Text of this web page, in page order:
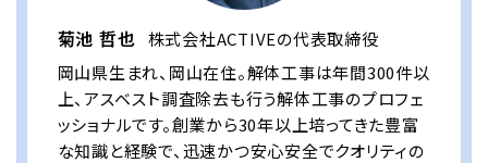
菊池 哲也 株式会社ACTIVEの代表取締役
岡山県生まれ、岡山在住。解体工事は年間300件以
上、アスベスト調査除去も行う解体工事のプロフェ
ッショナルです。創業から30年以上培ってきた豊富
な知識と経験で、迅速かつ安心安全でクオリティの